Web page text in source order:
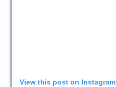
View this post on Instagram